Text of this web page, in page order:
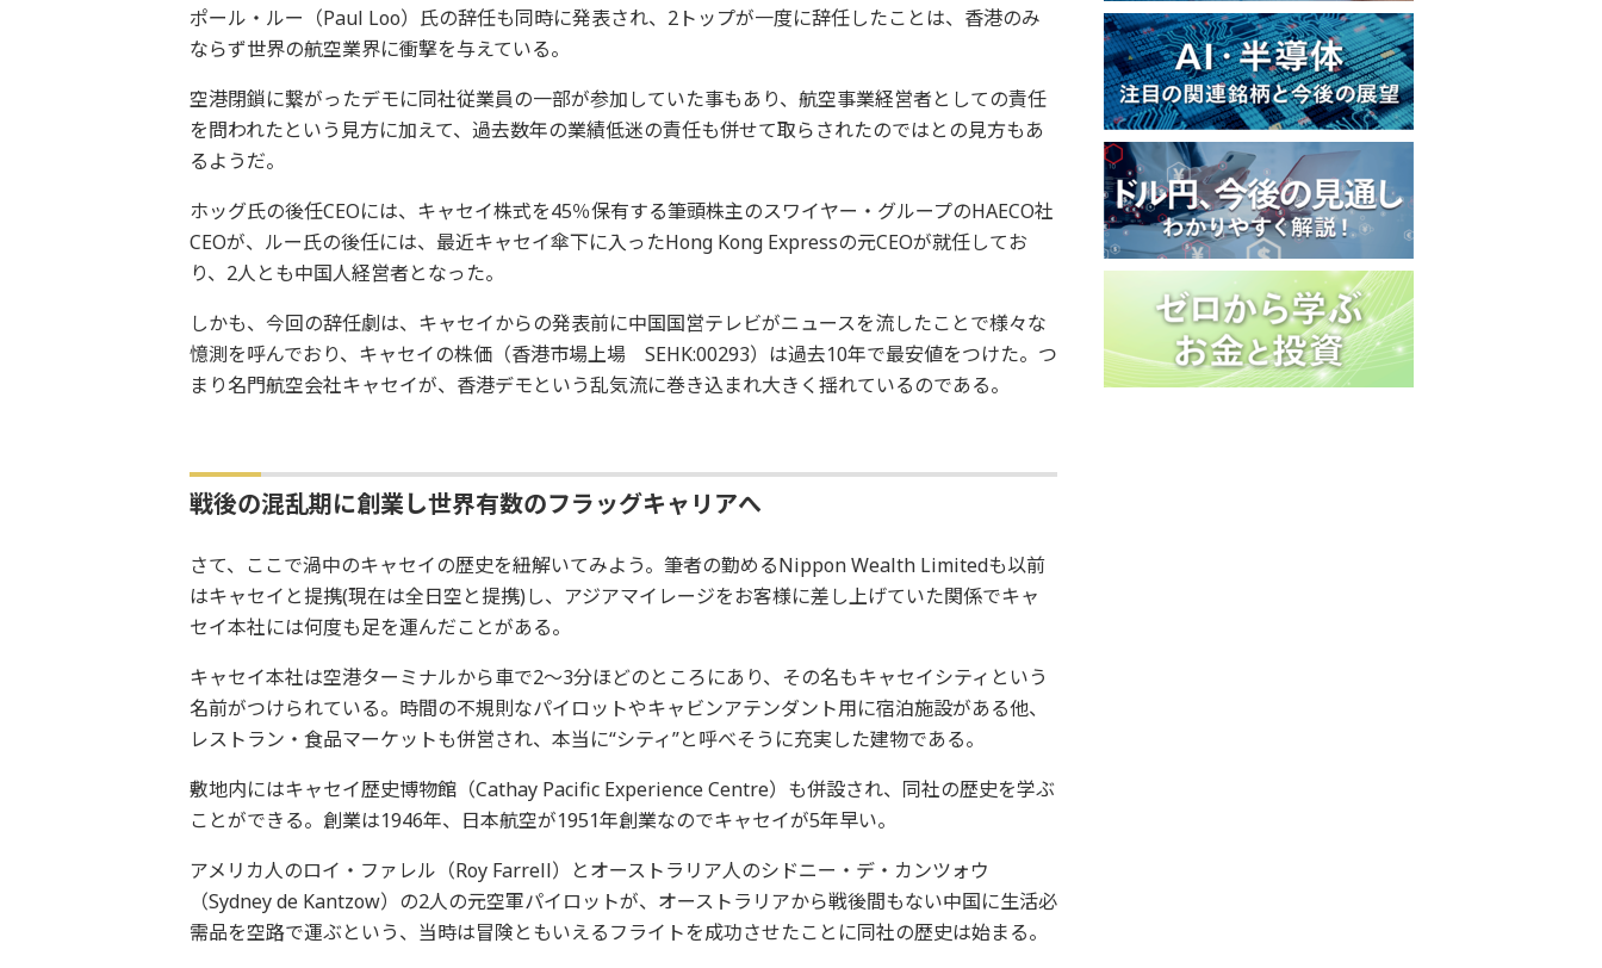
ポール・ルー（Paul Loo）氏の辞任も同時に発表され、2トップが一度に辞任したことは、香港のみ
ならず世界の航空業界に衝撃を与えている。
空港閉鎖に繋がったデモに同社従業員の一部が参加していた事もあり、航空事業経営者としての責任
を問われたという見方に加えて、過去数年の業績低迷の責任も併せて取らされたのではとの見方もあ
るようだ。
ホッグ氏の後任CEOには、キャセイ株式を45％保有する筆頭株主のスワイヤー・グループのHAECO社
CEOが、ルー氏の後任には、最近キャセイ傘下に入ったHong Kong Expressの元CEOが就任してお
り、2人とも中国人経営者となった。
しかも、今回の辞任劇は、キャセイからの発表前に中国国営テレビがニュースを流したことで様々な
憶測を呼んでおり、キャセイの株価（香港市場上場 SEHK:00293）は過去10年で最安値をつけた。つ
まり名門航空会社キャセイが、香港デモという乱気流に巻き込まれ大きく揺れているのである。
戦後の混乱期に創業し世界有数のフラッグキャリアへ
さて、ここで渦中のキャセイの歴史を紐解いてみよう。筆者の勤めるNippon Wealth Limitedも以前
はキャセイと提携(現在は全日空と提携)し、アジアマイレージをお客様に差し上げていた関係でキャ
セイ本社には何度も足を運んだことがある。
キャセイ本社は空港ターミナルから車で2～3分ほどのところにあり、その名もキャセイシティという
名前がつけられている。時間の不規則なパイロットやキャビンアテンダント用に宿泊施設がある他、
レストラン・食品マーケットも併営され、本当に“シティ”と呼べそうに充実した建物である。
敷地内にはキャセイ歴史博物館（Cathay Pacific Experience Centre）も併設され、同社の歴史を学ぶ
ことができる。創業は1946年、日本航空が1951年創業なのでキャセイが5年早い。
アメリカ人のロイ・ファレル（Roy Farrell）とオーストラリア人のシドニー・デ・カンツォウ
（Sydney de Kantzow）の2人の元空軍パイロットが、オーストラリアから戦後間もない中国に生活必
需品を空路で運ぶという、当時は冒険ともいえるフライトを成功させたことに同社の歴史は始まる。